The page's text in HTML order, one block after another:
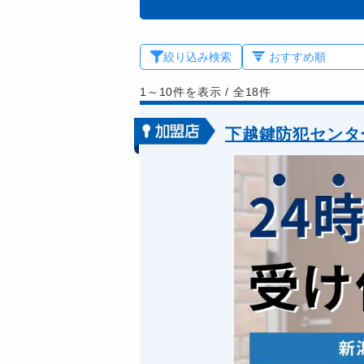
絞り込み検索
1～10件を表示/ 全18件
下越鍵防犯センタ